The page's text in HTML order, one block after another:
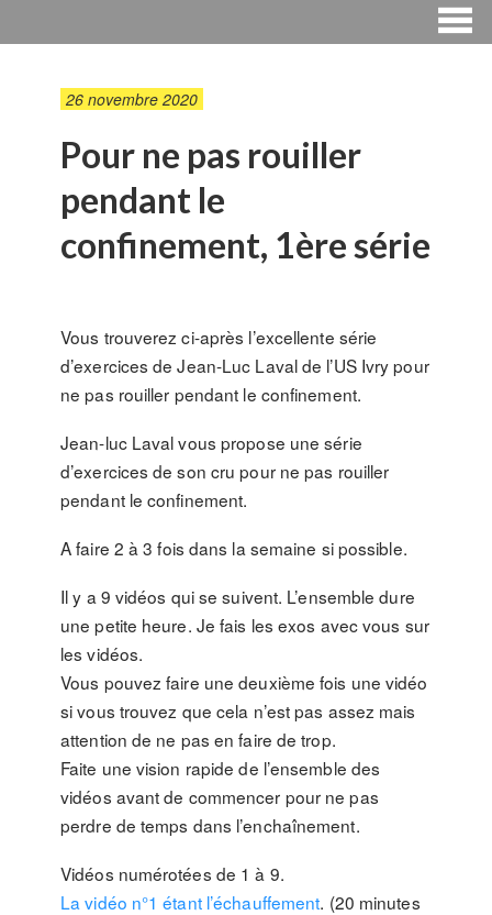
26 novembre 2020
Pour ne pas rouiller
pendant le
confinement, 1ère série
Vous trouverez ci-après l’excellente série
d’exercices de Jean-Luc Laval de l’US Ivry pour
ne pas rouiller pendant le confinement.
Jean-luc Laval vous propose une série
d’exercices de son cru pour ne pas rouiller
pendant le confinement.
A faire 2 à 3 fois dans la semaine si possible.
Il y a 9 vidéos qui se suivent. L’ensemble dure
une petite heure. Je fais les exos avec vous sur
les vidéos.
Vous pouvez faire une deuxième fois une vidéo
si vous trouvez que cela n’est pas assez mais
attention de ne pas en faire de trop.
Faite une vision rapide de l’ensemble des
vidéos avant de commencer pour ne pas
perdre de temps dans l’enchaînement.
Vidéos numérotées de 1 à 9.
La vidéo n°1 étant l’échauffement. (20 minutes